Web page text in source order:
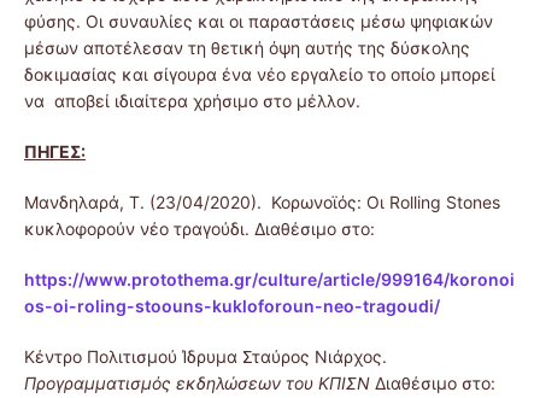
φύσης. Οι συναυλίες και οι παραστάσεις μέσω ψηφιακών
μέσων αποτέλεσαν τη θετική όψη αυτής της δύσκολης
δοκιμασίας και σίγουρα ένα νέο εργαλείο το οποίο μπορεί
να αποβεί ιδιαίτερα χρήσιμο στο μέλλον.
ΠΗΓΕΣ:
Μανδηλαρά, Τ. (23/04/2020). Κορωνοϊός: Οι Rolling Stones
κυκλοφορούν νέο τραγούδι. Διαθέσιμο στο:
https://www.protothema.gr/culture/article/999164/koronoi
os-oi-roling-stoouns-kukloforoun-neo-tragoudi/
Κέντρο Πολιτισμού Ίδρυμα Σταύρος Νιάρχος.
Προγραμματισμός εκδηλώσεων του ΚΠΙΣΝ Διαθέσιμο στο: